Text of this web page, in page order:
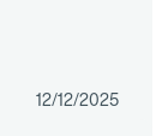
12/12/2025